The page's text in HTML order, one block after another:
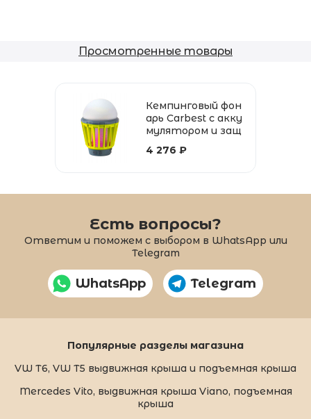
Просмотренные товары
Кемпинговый фон
арь Carbest с акку
мулятором и защ
4 276 ₽
Есть вопросы?
Ответим и поможем с выбором в WhatsApp или
Telegram
WhatsApp Telegram
Популярные разделы магазина
VW T6, VW T5 выдвижная крыша и подъемная крыша
Mercedes Vito, выдвижная крыша Viano, подъемная
крыша